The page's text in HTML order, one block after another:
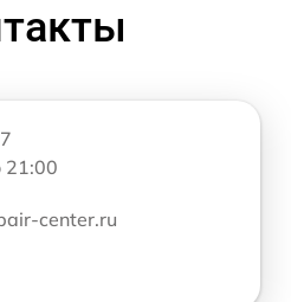
21:00
center.ru